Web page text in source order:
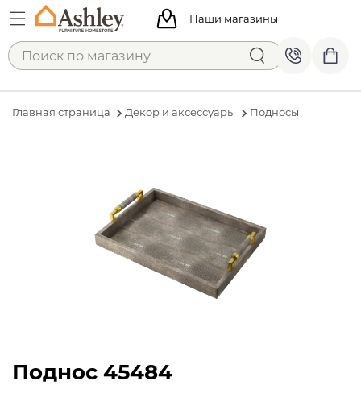
Наши магазины
Главная страница Декор и аксессуары Подносы
Поднос 45484